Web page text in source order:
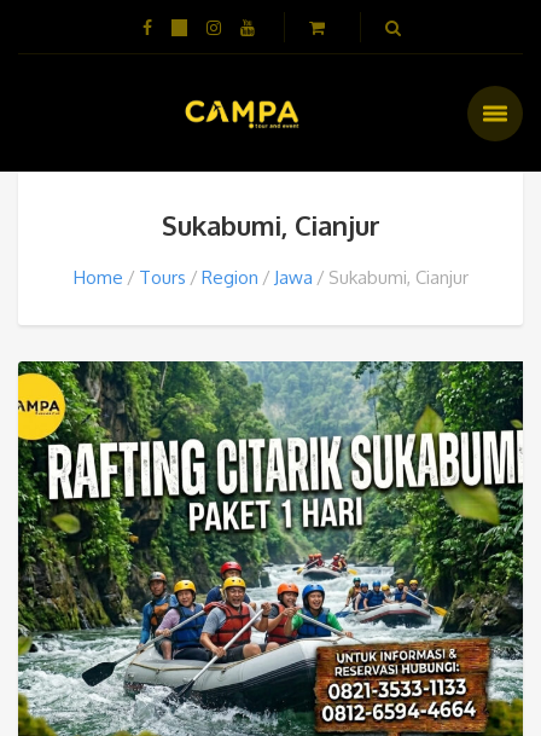
Sukabumi, Cianjur
Home Tours Region Jawa Sukabumi, Cianjur